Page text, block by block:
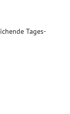
Tages-